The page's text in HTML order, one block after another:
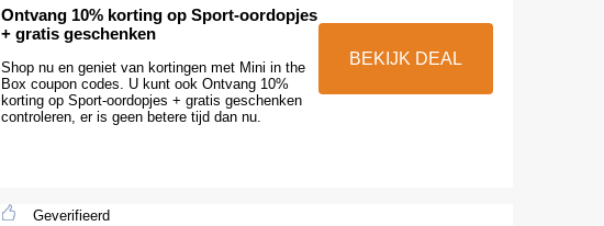
Ontvang 10% korting op Sport-oordopjes
+ gratis geschenken
Shop nu en geniet van kortingen met Mini in the
Box coupon codes. U kunt ook Ontvang 10%
korting op Sport-oordopjes + gratis geschenken
controleren, er is geen betere tijd dan nu.
BEKIJK DEAL
Geverifieerd